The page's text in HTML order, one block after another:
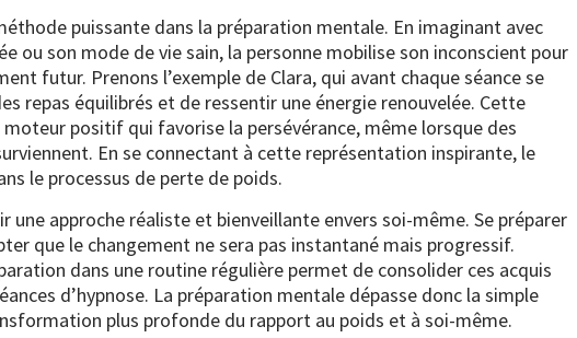
puissante dans la préparation mentale. En imaginant avec
ou son mode de vie sain, la personne mobilise son inconscient pour
futur. Prenons l’exemple de Clara, qui avant chaque séance se
repas équilibrés et de ressentir une énergie renouvelée. Cette
positif qui favorise la persévérance, même lorsque des
En se connectant à cette représentation inspirante, le
le processus de perte de poids.
approche réaliste et bienveillante envers soi-même. Se préparer
que le changement ne sera pas instantané mais progressif.
dans une routine régulière permet de consolider ces acquis
d’hypnose. La préparation mentale dépasse donc la simple
plus profonde du rapport au poids et à soi-même.